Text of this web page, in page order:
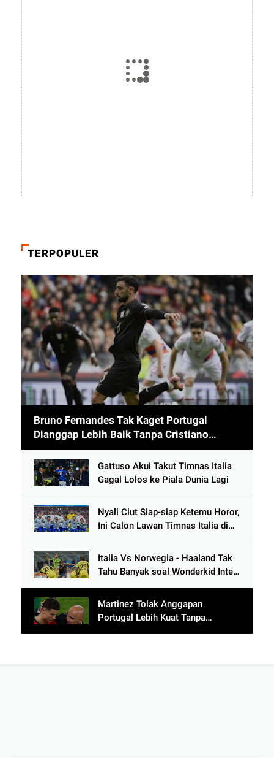
TERPOPULER
Bruno Fernandes Tak Kaget Portugal
Dianggap Lebih Baik Tanpa Cristiano
Ronaldo usai Cetak 9 Gol
Gattuso Akui Takut Timnas Italia
Gagal Lolos ke Piala Dunia Lagi
Nyali Ciut Siap-siap Ketemu Horor,
Ini Calon Lawan Timnas Italia di
Italia Vs Norwegia - Haaland Tak
Tahu Banyak soal Wonderkid Inter
Martinez Tolak Anggapan
Portugal Lebih Kuat Tanpa
Ronaldo usai Bantai Tim Berposisi